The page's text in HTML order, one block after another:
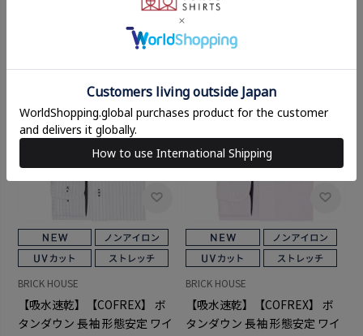
BRICK HOUSE
【吸水速乾】【COFREX】 ボ
タンダウン 長袖 形態安定 ワイ
BRICK HOUSE
【吸水速乾】【COFREX】 ボ
タンダウン 長袖 形態安定 ワイ